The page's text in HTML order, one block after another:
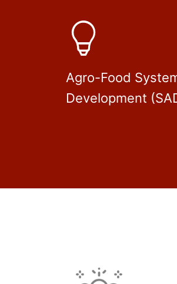
Agro-Food
Development